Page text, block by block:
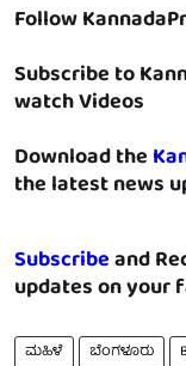
Follow
Subscribe to
watch Videos
Download the
the latest news
Subscribeand
updates on your
ಮಹಿಳೆ ಬೆಂಗಳೂರು